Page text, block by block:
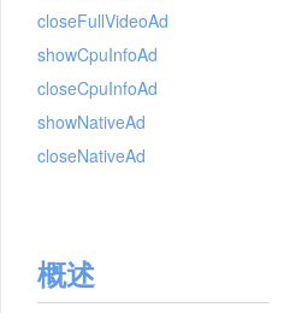
closeFullVideoAd
showCpuInfoAd
closeCpuInfoAd
showNativeAd
closeNativeAd
概述